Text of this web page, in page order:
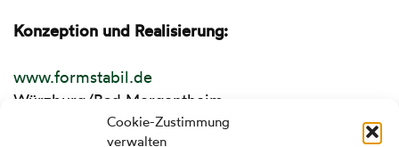
Cookie-Zustimmung
verwalten
Konzeption und Realisierung:
www.formstabil.de
Würzburg/Bad Mergentheim